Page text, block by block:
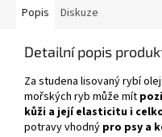
Popis Diskuze
Detailní popis
Za studena lisovanýrybí
mořských ryb může mít
kůži a její elasticitu i
potravy vhodný pro psy a